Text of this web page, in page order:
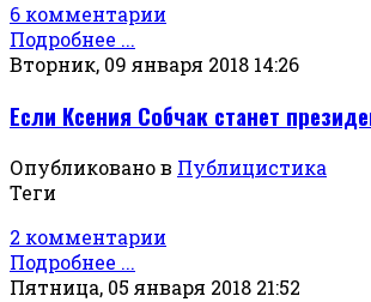
6 комментарии
Подробнее ...
Вторник, 09 января 2018 14:26
Если Ксения Собчак станет
Опубликовано в Публицистика
Теги
2 комментарии
Подробнее ...
Пятница, 05 января 2018 21:52